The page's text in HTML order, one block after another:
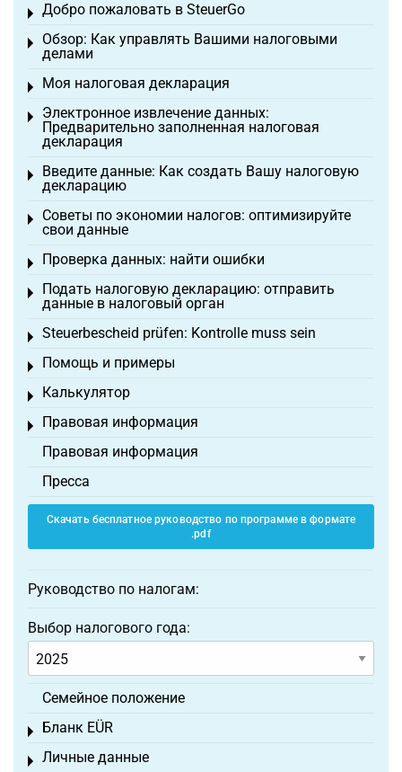
Добро пожаловать в SteuerGo
Toggle menu
Обзор: Как управлять Вашими налоговыми
делами
Toggle menu
Моя налоговая декларация
Toggle menu
Электронное извлечение данных:
Предварительно заполненная налоговая
декларация
Toggle menu
Введите данные: Как создать Вашу налоговую
декларацию
Toggle menu
Советы по экономии налогов: оптимизируйте
свои данные
Toggle menu
Проверка данных: найти ошибки
Toggle menu
Подать налоговую декларацию: отправить
данные в налоговый орган
Toggle menu
Steuerbescheid prüfen: Kontrolle muss sein
Toggle menu
Помощь и примеры
Toggle menu
Калькулятор
Toggle menu
Правовая информация
Toggle menu
Правовая информация
Пресса
Скачать бесплатное руководство по программе в формате
.pdf
Руководство по налогам:
Выбор налогового года:
Семейное положение
Бланк EÜR
Toggle menu
Личные данные
Toggle menu